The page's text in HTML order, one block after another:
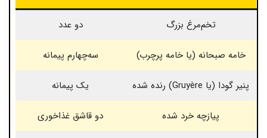
تخم‌مرغ بزرگ دو عدد
خامه صبحانه (یا خامه پرچرب) سه‌چهارم پیمانه
پنیر گودا (یا Gruyère) رنده شده یک پیمانه
پیازچه خرد شده دو قاشق غذاخوری